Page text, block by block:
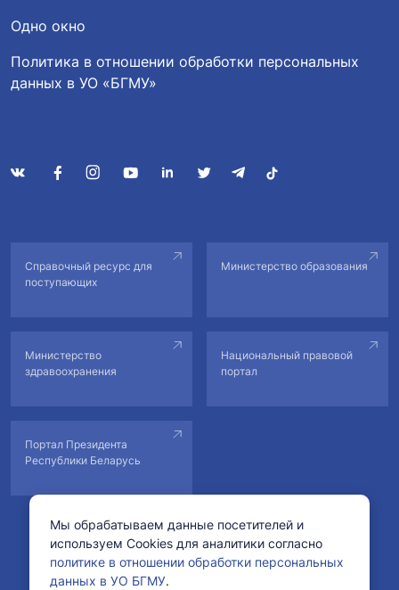
Одно окно
Политика в отношении обработки персональных
данных в УО «БГМУ»
Справочный ресурс для
поступающих
Министерство образования
Министерство
здравоохранения
Национальный правовой
портал
Портал Президента
Республики Беларусь
© Учреждение образования «Белорусский государственный
медицинский университет».
Мы обрабатываем данные посетителей и
используем Cookies для аналитики согласно
политике в отношении обработки персональных
данных в УО БГМУ.